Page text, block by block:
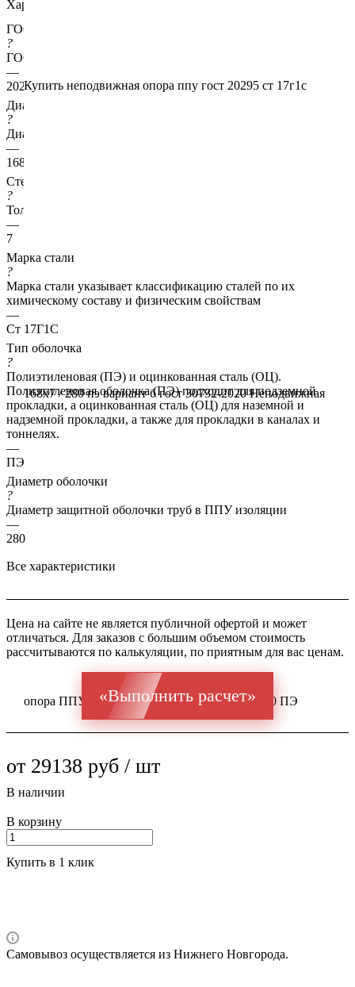
Купить неподвижная опора ппу гост 20295 ст 17г1с
168x7 / 280 пэ вариант б гост 30732-2020 Неподвижная
опора ППУ ГОСТ 20295 Ст 17Г1С 168x7 / 280 ПЭ
Характеристики
ГОСТ несущей трубы
?
ГОСТ основной трубы
—
20295
Диаметр трубы, мм
?
Диаметр основной трубы
—
168
Стенка трубы, мм
?
Толщина стенки несущей трубы
—
7
Марка стали
?
Марка стали указывает классификацию сталей по их
химическому составу и физическим свойствам
—
Ст 17Г1С
Тип оболочка
?
Полиэтиленовая (ПЭ) и оцинкованная сталь (ОЦ).
Полиэтиленовая оболочка (ПЭ) подходит для подземной
прокладки, а оцинкованная сталь (ОЦ) для наземной и
надземной прокладки, а также для прокладки в каналах и
тоннелях.
—
ПЭ
Диаметр оболочки
?
Диаметр защитной оболочки труб в ППУ изоляции
—
280
Все характеристики
Цена на сайте не является публичной офертой и может
отличаться. Для заказов с большим объемом стоимость
рассчитываются по калькуляции, по приятным для вас ценам.
«Выполнить расчет»
от 29138 руб / шт
В наличии
В корзину
Купить в 1 клик
Самовывоз осуществляется из Нижнего Новгорода.